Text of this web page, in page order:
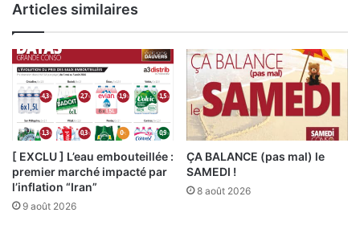
Articles similaires
[ EXCLU ] L’eau embouteillée :
premier marché impacté par
l’inflation “Iran”
9 août 2026
ÇA BALANCE (pas mal) le
SAMEDI !
8 août 2026